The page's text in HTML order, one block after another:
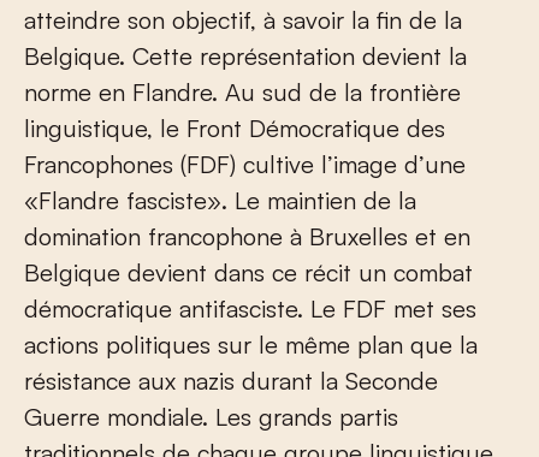
atteindre son objectif, à savoir la fin de la
Belgique. Cette représentation devient la
norme en Flandre. Au sud de la frontière
linguistique, le Front Démocratique des
Francophones (FDF) cultive l’image d’une
«Flandre fasciste». Le maintien de la
domination francophone à Bruxelles et en
Belgique devient dans ce récit un combat
démocratique antifasciste. Le FDF met ses
actions politiques sur le même plan que la
résistance aux nazis durant la Seconde
Guerre mondiale. Les grands partis